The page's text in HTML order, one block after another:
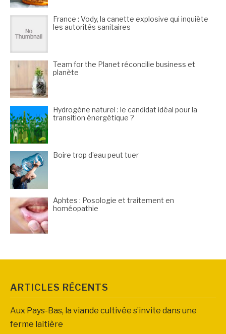
France : Vody, la canette explosive qui inquiète
les autorités sanitaires
Team for the Planet réconcilie business et
planète
Hydrogène naturel : le candidat idéal pour la
transition énergétique ?
Boire trop d’eau peut tuer
Aphtes : Posologie et traitement en
homéopathie
ARTICLES RÉCENTS
Aux Pays-Bas, la viande cultivée s’invite dans une
ferme laitière